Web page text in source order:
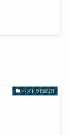
パズドラ日記(?)